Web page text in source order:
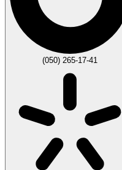
(050) 265-17-41